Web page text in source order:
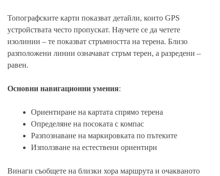
Топографските карти показват детайли, които GPS
устройствата често пропускат. Научете се да четете
изолинии – те показват стръмността на терена. Близо
разположени линии означават стръм терен, а разредени –
равен.
Основни навигационни умения:
Ориентиране на картата спрямо терена
Определяне на посоката с компас
Разпознаване на маркировката по пътеките
Използване на естествени ориентири
Винаги съобщете на близки хора маршрута и очакваното